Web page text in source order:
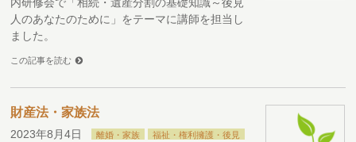
人のあなたのために」をテーマに講師を担当し
ました。
この記事を読む
財産法・家族法
2023年8月4日 離婚・家族
福祉・権利擁護・後見